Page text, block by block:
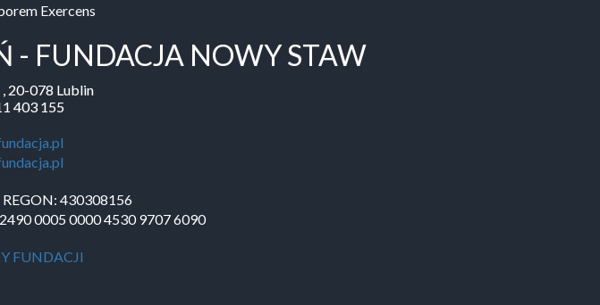
Exercens
- FUNDACJA NOWY STAW
20-078 Lublin
403 155
430308156
0005 0000 4530 9707 6090
FUNDACJI